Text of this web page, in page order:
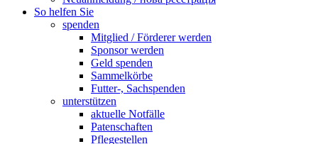
So helfen Sie
spenden
Mitglied / Förderer werden
Sponsor werden
Geld spenden
Sammelkörbe
Futter-, Sachspenden
unterstützen
aktuelle Notfälle
Patenschaften
Pflegestellen